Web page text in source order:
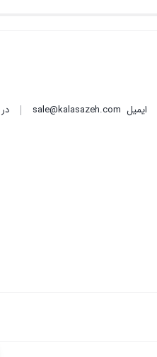
ایمیل sale@kalasazeh.com